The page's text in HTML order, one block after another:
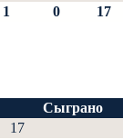
1 0 17
Сыграно
17